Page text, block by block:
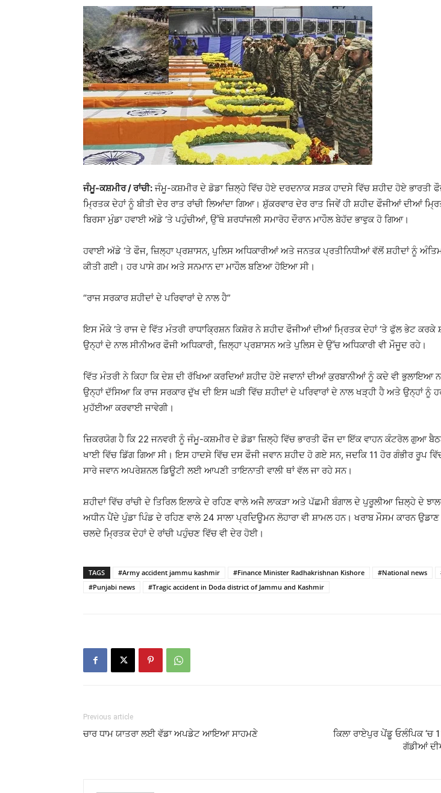
ਜੰਮੂ-ਕਸ਼ਮੀਰ / ਰਾਂਚੀ: ਜੰਮੂ-ਕਸ਼ਮੀਰ ਦੇ ਡੋਡਾ ਜ਼ਿਲ੍ਹੇ ਵਿੱਚ ਹੋਏ ਦਰਦਨਾਕ ਸੜਕ ਹਾਦਸੇ ਵਿੱਚ ਸ਼ਹੀਦ ਹੋਏ ਭਾਰਤੀ
ਮ੍ਰਿਤਕ ਦੇਹਾਂ ਨੂੰ ਬੀਤੀ ਦੇਰ ਰਾਤ ਰਾਂਚੀ ਲਿਆਂਦਾ ਗਿਆ। ਸ਼ੁੱਕਰਵਾਰ ਦੇਰ ਰਾਤ ਜਿਵੇਂ ਹੀ ਸ਼ਹੀਦ ਫੌਜੀਆਂ ਦੀਆਂ
ਬਿਰਸਾ ਮੁੰਡਾ ਹਵਾਈ ਅੱਡੇ ‘ਤੇ ਪਹੁੰਚੀਆਂ, ਉੱਥੇ ਸ਼ਰਧਾਂਜਲੀ ਸਮਾਰੋਹ ਦੌਰਾਨ ਮਾਹੌਲ ਬੇਹੱਦ ਭਾਵੁਕ ਹੋ ਗਿਆ।
ਹਵਾਈ ਅੱਡੇ ‘ਤੇ ਫੌਜ, ਜ਼ਿਲ੍ਹਾ ਪ੍ਰਸ਼ਾਸਨ, ਪੁਲਿਸ ਅਧਿਕਾਰੀਆਂ ਅਤੇ ਜਨਤਕ ਪ੍ਰਤੀਨਿਧੀਆਂ ਵੱਲੋਂ ਸ਼ਹੀਦਾਂ ਨੂੰ
ਕੀਤੀ ਗਈ। ਹਰ ਪਾਸੇ ਗਮ ਅਤੇ ਸਨਮਾਨ ਦਾ ਮਾਹੌਲ ਬਣਿਆ ਹੋਇਆ ਸੀ।
“ਰਾਜ ਸਰਕਾਰ ਸ਼ਹੀਦਾਂ ਦੇ ਪਰਿਵਾਰਾਂ ਦੇ ਨਾਲ ਹੈ”
ਇਸ ਮੌਕੇ ‘ਤੇ ਰਾਜ ਦੇ ਵਿੱਤ ਮੰਤਰੀ ਰਾਧਾਕ੍ਰਿਸ਼ਨ ਕਿਸ਼ੋਰ ਨੇ ਸ਼ਹੀਦ ਫੌਜੀਆਂ ਦੀਆਂ ਮ੍ਰਿਤਕ ਦੇਹਾਂ ‘ਤੇ ਫੁੱਲ ਭੇਟ ਕਰਕੇ
ਉਨ੍ਹਾਂ ਦੇ ਨਾਲ ਸੀਨੀਅਰ ਫੌਜੀ ਅਧਿਕਾਰੀ, ਜ਼ਿਲ੍ਹਾ ਪ੍ਰਸ਼ਾਸਨ ਅਤੇ ਪੁਲਿਸ ਦੇ ਉੱਚ ਅਧਿਕਾਰੀ ਵੀ ਮੌਜੂਦ ਰਹੇ।
ਵਿੱਤ ਮੰਤਰੀ ਨੇ ਕਿਹਾ ਕਿ ਦੇਸ਼ ਦੀ ਰੱਖਿਆ ਕਰਦਿਆਂ ਸ਼ਹੀਦ ਹੋਏ ਜਵਾਨਾਂ ਦੀਆਂ ਕੁਰਬਾਨੀਆਂ ਨੂੰ ਕਦੇ ਵੀ ਭੁਲਾਇਆ
ਉਨ੍ਹਾਂ ਦੱਸਿਆ ਕਿ ਰਾਜ ਸਰਕਾਰ ਦੁੱਖ ਦੀ ਇਸ ਘੜੀ ਵਿੱਚ ਸ਼ਹੀਦਾਂ ਦੇ ਪਰਿਵਾਰਾਂ ਦੇ ਨਾਲ ਖੜ੍ਹੀ ਹੈ ਅਤੇ ਉਨ੍ਹਾਂ ਨੂੰ
ਮੁਹੱਈਆ ਕਰਵਾਈ ਜਾਵੇਗੀ।
ਜ਼ਿਕਰਯੋਗ ਹੈ ਕਿ 22 ਜਨਵਰੀ ਨੂੰ ਜੰਮੂ-ਕਸ਼ਮੀਰ ਦੇ ਡੋਡਾ ਜ਼ਿਲ੍ਹੇ ਵਿੱਚ ਭਾਰਤੀ ਫੌਜ ਦਾ ਇੱਕ ਵਾਹਨ ਕੰਟਰੋਲ ਗੁਆ
ਖਾਈ ਵਿੱਚ ਡਿੱਗ ਗਿਆ ਸੀ। ਇਸ ਹਾਦਸੇ ਵਿੱਚ ਦਸ ਫੌਜੀ ਜਵਾਨ ਸ਼ਹੀਦ ਹੋ ਗਏ ਸਨ, ਜਦਕਿ 11 ਹੋਰ ਗੰਭੀਰ ਰੂਪ
ਸਾਰੇ ਜਵਾਨ ਅਪਰੇਸ਼ਨਲ ਡਿਊਟੀ ਲਈ ਆਪਣੀ ਤਾਇਨਾਤੀ ਵਾਲੀ ਥਾਂ ਵੱਲ ਜਾ ਰਹੇ ਸਨ।
ਸ਼ਹੀਦਾਂ ਵਿੱਚ ਰਾਂਚੀ ਦੇ ਤਿਰਿਲ ਇਲਾਕੇ ਦੇ ਰਹਿਣ ਵਾਲੇ ਅਜੈ ਲਾਕੜਾ ਅਤੇ ਪੱਛਮੀ ਬੰਗਾਲ ਦੇ ਪੁਰੂਲੀਆ ਜ਼ਿਲ੍ਹੇ ਦੇ
ਅਧੀਨ ਪੈਂਦੇ ਪੁੰਡਾ ਪਿੰਡ ਦੇ ਰਹਿਣ ਵਾਲੇ 24 ਸਾਲਾ ਪ੍ਰਦਿਊਮਨ ਲੋਹਾਰਾ ਵੀ ਸ਼ਾਮਲ ਹਨ। ਖਰਾਬ ਮੌਸਮ ਕਾਰਨ
ਚਲਦੇ ਮ੍ਰਿਤਕ ਦੇਹਾਂ ਦੇ ਰਾਂਚੀ ਪਹੁੰਚਣ ਵਿੱਚ ਵੀ ਦੇਰ ਹੋਈ।
TAGS #Army accident jammu kashmir #Finance Minister Radhakrishnan Kishore #National news
#Punjabi news
#Tragic accident in Doda district of Jammu and Kashmir
Previous article
ਚਾਰ ਧਾਮ ਯਾਤਰਾ ਲਈ ਵੱਡਾ ਅਪਡੇਟ ਆਇਆ ਸਾਹਮਣੇ
ਕਿਲਾ ਰਾਏਪੁਰ ਪੇਂਡੂ ਓਲੰਪਿਕ ‘ਚ
ਗੱਡੀਆਂ